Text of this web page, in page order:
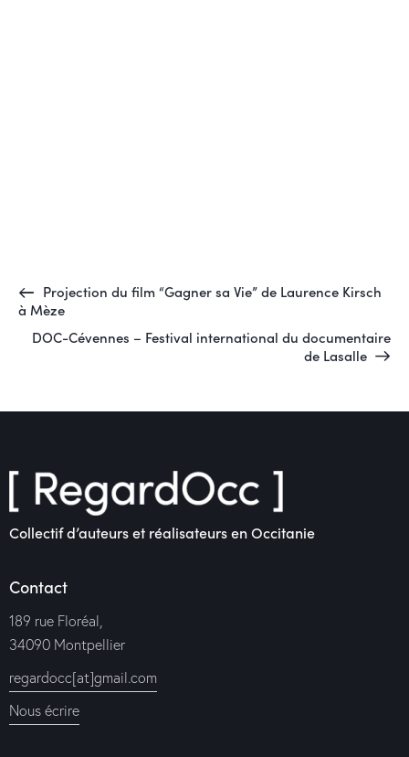
Projection du film “Gagner sa Vie” de Laurence Kirsch
à Mèze
DOC-Cévennes – Festival international du documentaire
de Lasalle
Collectif d’auteurs et réalisateurs en Occitanie
Contact
189 rue Floréal,
34090 Montpellier
regardocc[at]gmail.com
Nous écrire